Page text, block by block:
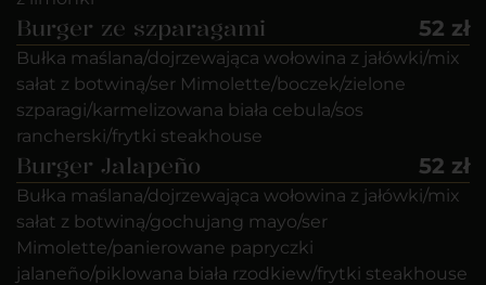
Burger ze szparagami 52 zł
Bułka maślana/dojrzewająca wołowina z jałówki/mix
sałat z botwiną/ser Mimolette/boczek/zielone
szparagi/karmelizowana biała cebula/sos
rancherski/frytki steakhouse
Burger Jalapeño 52 zł
Bułka maślana/dojrzewająca wołowina z jałówki/mix
sałat z botwiną/gochujang mayo/ser
Mimolette/panierowane papryczki
jalaneño/piklowana biała rzodkiew/frytki steakhouse